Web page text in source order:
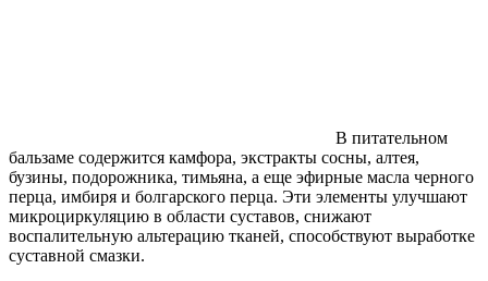
В питательном
бальзаме содержится камфора, экстракты сосны, алтея,
бузины, подорожника, тимьяна, а еще эфирные масла черного
перца, имбиря и болгарского перца. Эти элементы улучшают
микроциркуляцию в области суставов, снижают
воспалительную альтерацию тканей, способствуют выработке
суставной смазки.